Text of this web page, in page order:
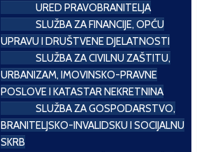
URED PRAVOBRANITELJA
SLUŽBA ZA FINANCIJE, OPĆU
UPRAVU I DRUŠTVENE DJELATNOSTI
SLUŽBA ZA CIVILNU ZAŠTITU,
URBANIZAM, IMOVINSKO-PRAVNE
POSLOVE I KATASTAR NEKRETNINA
SLUŽBA ZA GOSPODARSTVO,
BRANITELJSKO-INVALIDSKU I SOCIJALNU
SKRB